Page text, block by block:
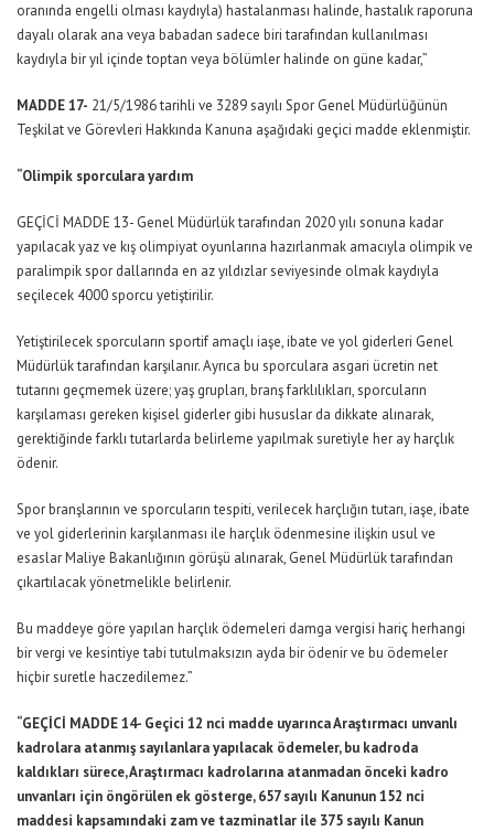
oranında engelli olması kaydıyla) hastalanması halinde, hastalık raporuna
dayalı olarak ana veya babadan sadece biri tarafından kullanılması
kaydıyla bir yıl içinde toptan veya bölümler halinde on güne kadar,”
MADDE 17- 21/5/1986 tarihli ve 3289 sayılı Spor Genel Müdürlüğünün
Teşkilat ve Görevleri Hakkında Kanuna aşağıdaki geçici madde eklenmiştir.
“Olimpik sporculara yardım
GEÇİCİ MADDE 13- Genel Müdürlük tarafından 2020 yılı sonuna kadar
yapılacak yaz ve kış olimpiyat oyunlarına hazırlanmak amacıyla olimpik ve
paralimpik spor dallarında en az yıldızlar seviyesinde olmak kaydıyla
seçilecek 4000 sporcu yetiştirilir.
Yetiştirilecek sporcuların sportif amaçlı iaşe, ibate ve yol giderleri Genel
Müdürlük tarafından karşılanır. Ayrıca bu sporculara asgari ücretin net
tutarını geçmemek üzere; yaş grupları, branş farklılıkları, sporcuların
karşılaması gereken kişisel giderler gibi hususlar da dikkate alınarak,
gerektiğinde farklı tutarlarda belirleme yapılmak suretiyle her ay harçlık
ödenir.
Spor branşlarının ve sporcuların tespiti, verilecek harçlığın tutarı, iaşe, ibate
ve yol giderlerinin karşılanması ile harçlık ödenmesine ilişkin usul ve
esaslar Maliye Bakanlığının görüşü alınarak, Genel Müdürlük tarafından
çıkartılacak yönetmelikle belirlenir.
Bu maddeye göre yapılan harçlık ödemeleri damga vergisi hariç herhangi
bir vergi ve kesintiye tabi tutulmaksızın ayda bir ödenir ve bu ödemeler
hiçbir suretle haczedilemez.”
“GEÇİCİ MADDE 14- Geçici 12 nci madde uyarınca Araştırmacı unvanlı
kadrolara atanmış sayılanlara yapılacak ödemeler, bu kadroda
kaldıkları sürece, Araştırmacı kadrolarına atanmadan önceki kadro
unvanları için öngörülen ek gösterge, 657 sayılı Kanunun 152 nci
maddesi kapsamındaki zam ve tazminatlar ile 375 sayılı Kanun